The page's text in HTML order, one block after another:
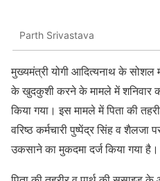
Parth Srivastava
मुख्यमंत्री योगी आदित्यनाथ के सोशल
के खुदकुशी करने के मामले में शनिवार
किया गया। इस मामले में पिता की
वरिष्ठ कर्मचारी पुष्पेंद्र सिंह व
उकसाने का मुकदमा दर्ज किया गया है।